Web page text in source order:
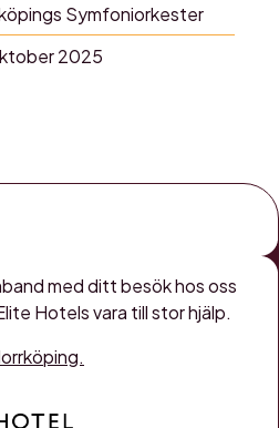
Symfoniorkester
2025
med ditt besök hos oss
Hotels vara till stor hjälp.